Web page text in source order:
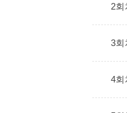
2회
3회
4회